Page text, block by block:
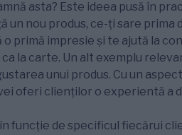
asta? Este ideea pusă în
un nou produs, ce-ți sare prima
primă impresie și te ajută la
la carte. Un alt exemplu
unui produs. Cu un
oferi clienților o experientă a
funcție de specificul fiecărui